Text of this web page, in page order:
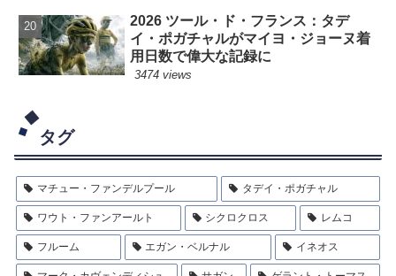
2026 ツール・ド・フランス：タデ
イ・ポガチャルがマイヨ・ジョーヌ着
用日数で偉大な記録に
3474 views
タグ
マチュー・ファンデルプール タデイ・ポガチャル
ワウト・ファンアールト シクロクロス レムコ
フルーム エガン・ベルナル イネオス